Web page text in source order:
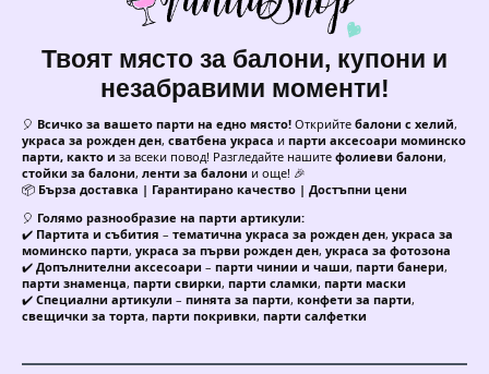
Твоят място за балони, купони и
незабравими моменти!
🎈 Всичко за вашето парти на едно място! Открийте балони с хелий,
украса за рожден ден, сватбена украса и парти аксесоари моминско
парти, както и за всеки повод! Разгледайте нашите фолиеви балони,
стойки за балони, ленти за балони и още! 🎉
📦 Бърза доставка | Гарантирано качество | Достъпни цени
🎈 Голямо разнообразие на парти артикули:
✔️ Партита и събития – тематична украса за рожден ден, украса за
моминско парти, украса за първи рожден ден, украса за фотозона
✔️ Допълнителни аксесоари – парти чинии и чаши, парти банери,
парти знаменца, парти свирки, парти сламки, парти маски
✔️ Специални артикули – пинята за парти, конфети за парти,
свещички за торта, парти покривки, парти салфетки